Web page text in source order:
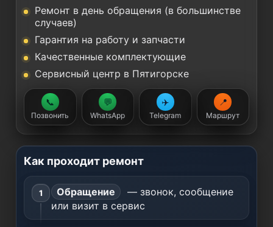
Ремонт в день обращения (в большинстве
случаев)
Гарантия на работу и запчасти
Качественные комплектующие
Сервисный центр в Пятигорске
📞
Позвонить
💬
WhatsApp
✈️
Telegram
📍
Маршрут
Как проходит ремонт
Обращение
— звонок, сообщение
или визит в сервис